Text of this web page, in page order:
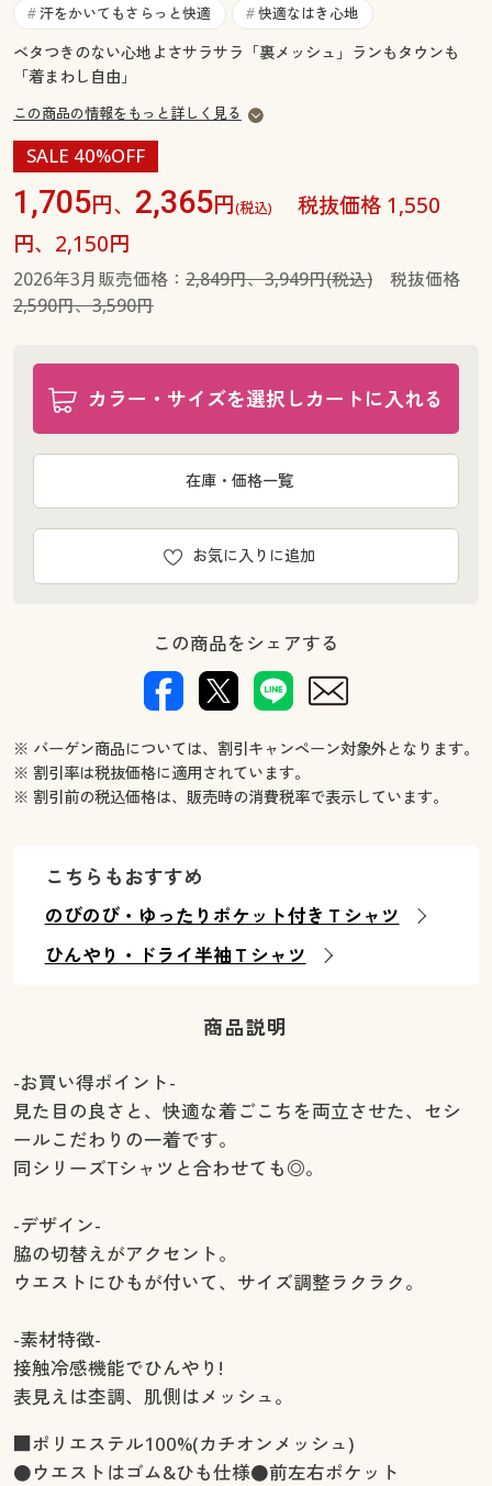
ご利用ガイド
よくある質問とお問い合わせ
よくある質問とお問い合わせ
# 汗をかいてもさらっと快適 # 快適なはき心地
ベタつきのない心地よさサラサラ「裏メッシュ」ランもタウンも
「着まわし自由」
この商品の情報をもっと詳しく見る
SALE 40%OFF
1,705円、 2,365円(税込)
税抜価格 1,550
円、2,150円
2026年3月販売価格： 2,849円、3,949円(税込)税抜価格
2,590円、3,590円
カラー・サイズを選択しカートに入れる
お気に入りに追加
在庫・価格一覧
この商品をシェアする
※ バーゲン商品については、割引キャンペーン対象外となります。
※ 割引率は税抜価格に適用されています。
※ 割引前の税込価格は、販売時の消費税率で表示しています。
こちらもおすすめ
のびのび・ゆったりポケット付きＴシャツ
ひんやり・ドライ半袖Ｔシャツ
商品説明
-お買い得ポイント-
見た目の良さと、快適な着ごこちを両立させた、セシ
ールこだわりの一着です。
同シリーズTシャツと合わせても◎。
-デザイン-
脇の切替えがアクセント。
ウエストにひもが付いて、サイズ調整ラクラク。
-素材特徴-
接触冷感機能でひんやり!
表見えは杢調、肌側はメッシュ。
■ポリエステル100%(カチオンメッシュ)
●ウエストはゴム&ひも仕様●前左右ポケット